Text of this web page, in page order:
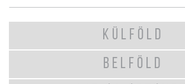
KÜLFÖLD
BELFÖLD